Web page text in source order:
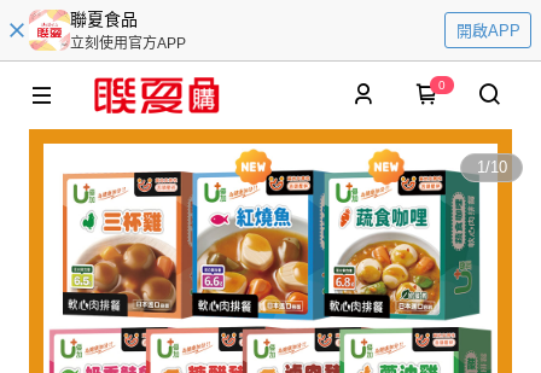
聯夏食品
立刻使用官方APP
開啟APP
0
1/10